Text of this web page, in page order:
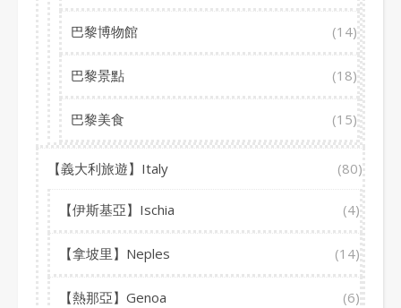
巴黎博物館 (14)
巴黎景點 (18)
巴黎美食 (15)
【義大利旅遊】Italy (80)
【伊斯基亞】Ischia (4)
【拿坡里】Neples (14)
【熱那亞】Genoa (6)